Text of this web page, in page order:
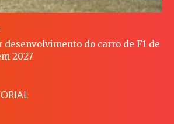
desenvolvimento do carro de F1 de
2027